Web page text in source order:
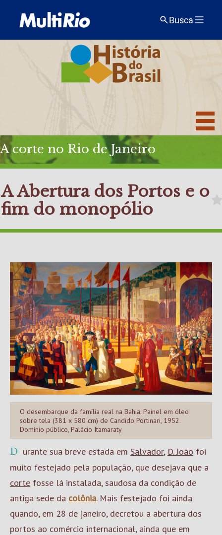
Busca
A corte no Rio de Janeiro
A Abertura dos Portos e o
fim do monopólio
O desembarque da família real na Bahia. Painel em óleo
sobre tela (381 x 580 cm) de Candido Portinari, 1952.
Domínio público, Palácio Itamaraty
Durante sua breve estada em Salvador, D. João foi
muito festejado pela população, que desejava que a
corte fosse lá instalada, saudosa da condição de
antiga sede da colônia. Mais festejado foi ainda
quando, em 28 de janeiro, decretou a abertura dos
portos ao comércio internacional, ainda que em